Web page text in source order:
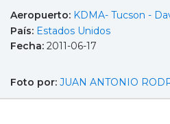
Aeropuerto: KDMA- Tucson -
País: Estados Unidos
Fecha: 2011-06-17
Foto por: JUAN ANTONIO